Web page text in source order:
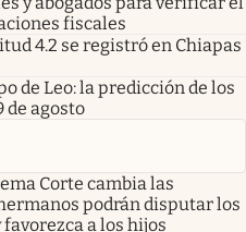
fiscales
4.2 se registró en Chiapas
de Leo: la predicción de los
de agosto
Corte cambia las
podrán disputar los
a los hijos